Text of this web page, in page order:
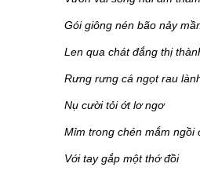
Gói giông nén bão nảy
Len qua chát đắng thị
Rưng rưng cá ngọt rau
Nụ cười tỏi ớt lơ ngơ
Mỉm trong chén mắm ngồi
Với tay gắp một thớ đồi